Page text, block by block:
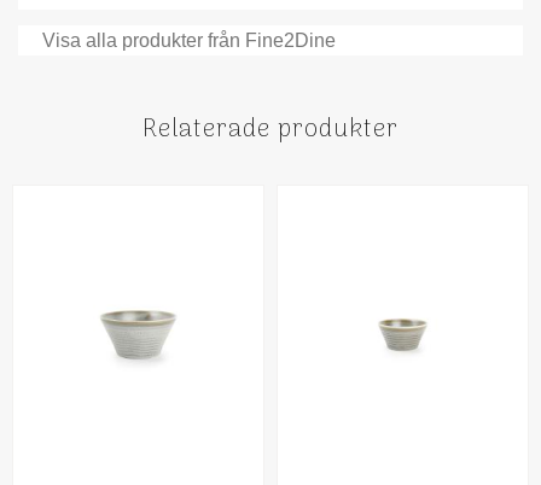
Visa alla produkter från Fine2Dine
Relaterade produkter